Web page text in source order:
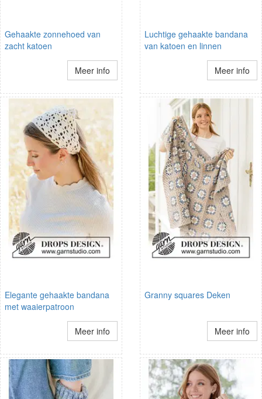
Gehaakte zonnehoed van
zacht katoen
Meer info
Luchtige gehaakte bandana
van katoen en linnen
Meer info
Elegante gehaakte bandana
met waaierpatroon
Meer info
Granny squares Deken
Meer info